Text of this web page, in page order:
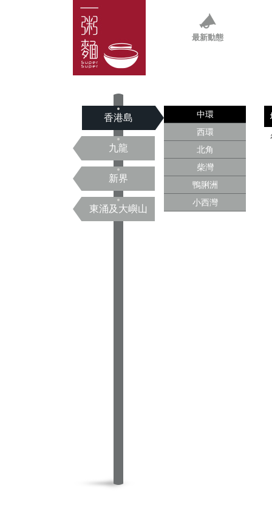
最新動態
香港島
中環
西環
北角
柴灣
鴨脷洲
小西灣
九龍
新界
東涌及大嶼山